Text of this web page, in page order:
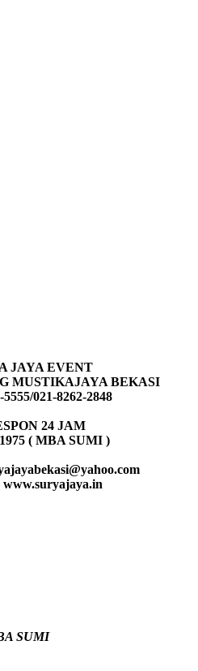
JAYA EVENT
MUSTIKAJAYA BEKASI
021-8262-2848
24 JAM
( MBA SUMI )
SUMI